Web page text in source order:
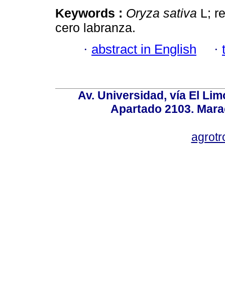
Keywords : Oryza sativa L;
cero labranza.
· abstract in English ·
Av. Universidad, vía El
Apartado 2103.